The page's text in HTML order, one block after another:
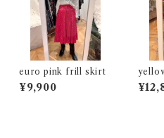
euro pink frill skirt
¥9,900
skirt